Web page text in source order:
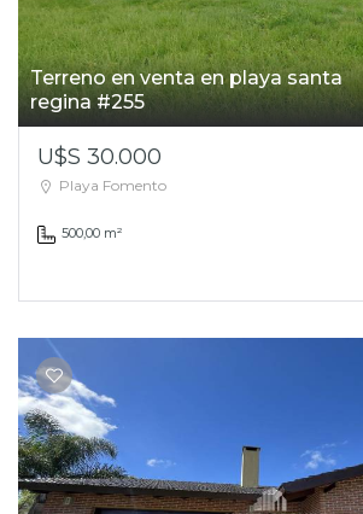
Terreno en venta en playa santa
regina #255
U$S 30.000
Playa Fomento
500,00 m²